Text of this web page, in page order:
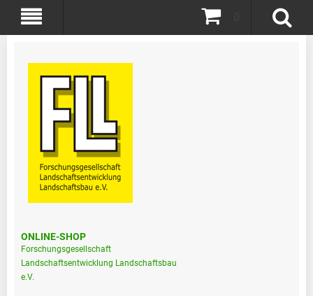
ONLINE-SHOP
Forschungsgesellschaft
Landschaftsentwicklung Landschaftsbau
e.V.